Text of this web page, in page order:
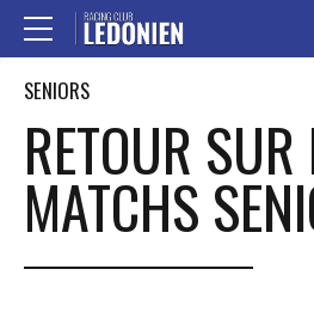
SENIORS
RETOUR SUR
MATCHS